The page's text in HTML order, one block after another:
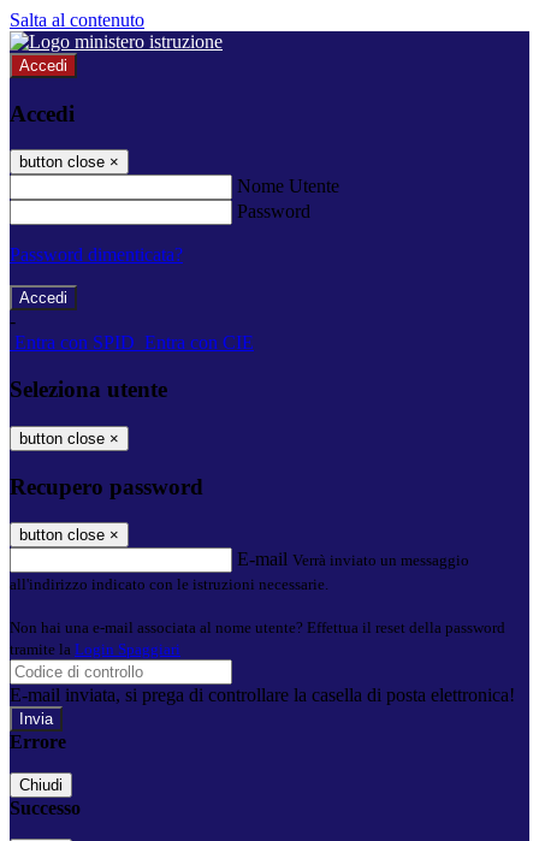
Salta al contenuto
Accedi
Accedi
button close ×
Nome Utente
Password
Password dimenticata?
-
Entra con SPID Entra con CIE
Seleziona utente
button close ×
Recupero password
button close ×
E-mail Verrà inviato un messaggio
all'indirizzo indicato con le istruzioni necessarie.
Non hai una e-mail associata al nome utente? Effettua il reset della password
tramite la Login Spaggiari
E-mail inviata, si prega di controllare la casella di posta elettronica!
Errore
Chiudi
Successo